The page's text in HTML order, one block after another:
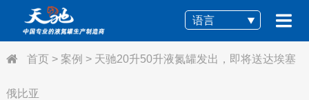
语言
首页> 案例 > 天驰20升50升液氮罐发出，即将送达埃塞
俄比亚